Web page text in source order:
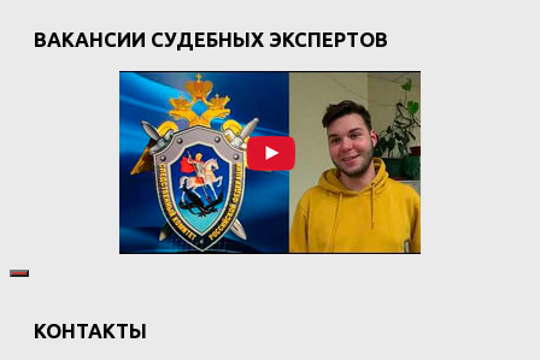
ВАКАНСИИ СУДЕБНЫХ ЭКСПЕРТОВ
КОНТАКТЫ